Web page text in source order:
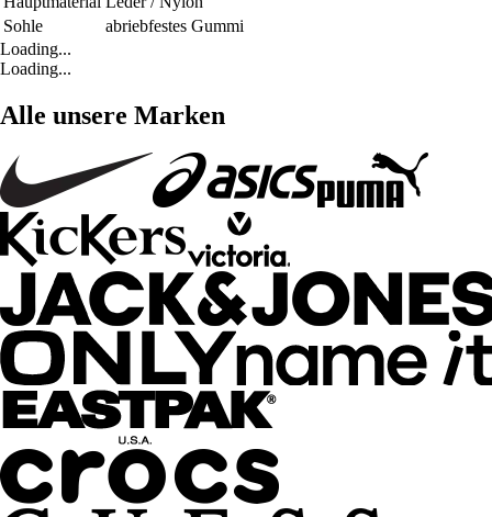
Sohle
abriebfestes Gummi
Loading...
Loading...
Alle unsere Marken